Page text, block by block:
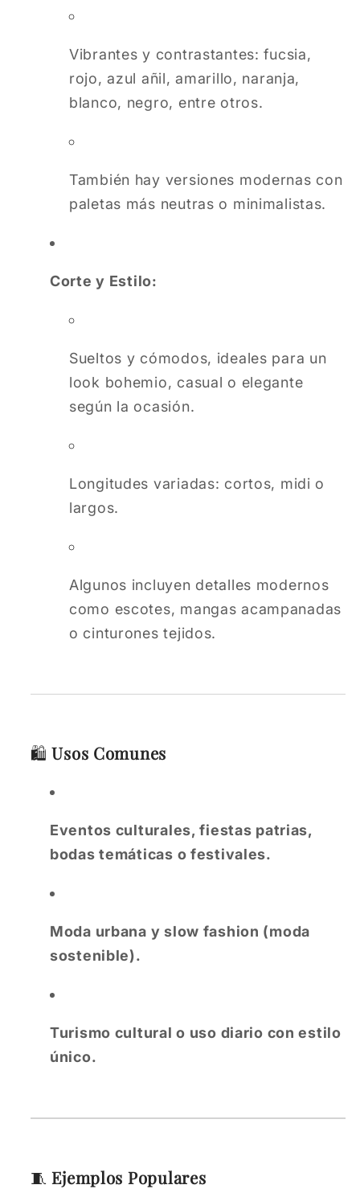
Vibrantes y contrastantes: fucsia,
rojo, azul añil, amarillo, naranja,
blanco, negro, entre otros.
También hay versiones modernas con
paletas más neutras o minimalistas.
Corte y Estilo:
Sueltos y cómodos, ideales para un
look bohemio, casual o elegante
según la ocasión.
Longitudes variadas: cortos, midi o
largos.
Algunos incluyen detalles modernos
como escotes, mangas acampanadas
o cinturones tejidos.
🛍️Usos Comunes
Eventos culturales, fiestas patrias,
bodas temáticas o festivales.
Moda urbana y slow fashion (moda
sostenible).
Turismo cultural o uso diario con estilo
único.
🧵Ejemplos Populares